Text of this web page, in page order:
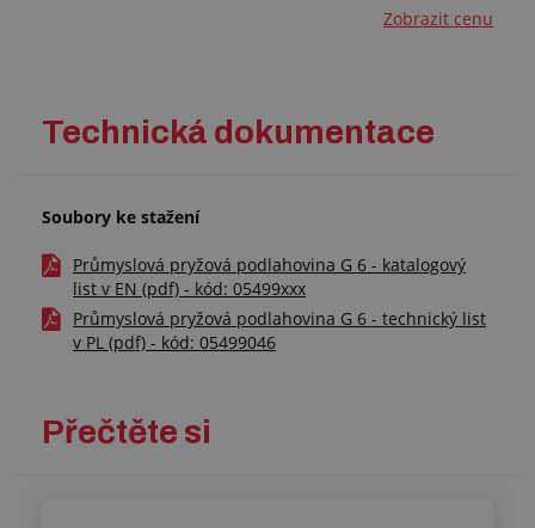
Zobrazit cenu
Technická dokumentace
Soubory ke stažení
Průmyslová pryžová podlahovina G 6 - katalogový
list v EN (pdf) - kód: 05499xxx
Průmyslová pryžová podlahovina G 6 - technický list
v PL (pdf) - kód: 05499046
Přečtěte si